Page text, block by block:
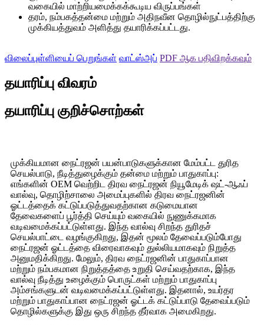
வகையில் மாற்றியமைக்கக்கூடிய விருப்பங்கள்
தரம், நம்பகத்தன்மை மற்றும் அதிநவீன தொழில்நுட்பத்திற்கு
முக்கியத்துவம் அளித்து தயாரிக்கப்பட்டது.
விலைப்புள்ளியைப் பெறுங்கள் வாட்ஸ்அப் PDF ஆக பதிவிறக்கவும்
தயாரிப்பு விவரம்
தயாரிப்பு குறிச்சொற்கள்
முக்கியமான நைட்ரஜன் பயன்பாடுகளுக்கான மேம்பட்ட துரித
செயல்பாடு, நீடித்துழைக்கும் தன்மை மற்றும் பாதுகாப்பு:
எங்களின் OEM வெற்றிட திரவ நைட்ரஜன் நியூமேடிக் ஷட்-ஆஃப்
வால்வு, தொழிற்சாலை அமைப்புகளில் திரவ நைட்ரஜனின்
ஓட்டத்தைக் கட்டுப்படுத்துவதற்கான கடுமையான
தேவைகளைப் பூர்த்தி செய்யும் வகையில் நுணுக்கமாக
வடிவமைக்கப்பட்டுள்ளது. இந்த வால்வு சிறந்த துரிதச்
செயல்பாட்டை வழங்குகிறது, இதன் மூலம் தேவைப்படும்போது
நைட்ரஜன் ஓட்டத்தை விரைவாகவும் துல்லியமாகவும் நிறுத்த
அனுமதிக்கிறது. மேலும், திரவ நைட்ரஜனின் பாதுகாப்பான
மற்றும் நம்பகமான நிறுத்தத்தை உறுதி செய்வதற்காக, இந்த
வால்வு நீடித்து உழைக்கும் பொருட்கள் மற்றும் பாதுகாப்பு
அம்சங்களுடன் வடிவமைக்கப்பட்டுள்ளது. இதனால், உயர்தர
மற்றும் பாதுகாப்பான நைட்ரஜன் ஓட்டக் கட்டுப்பாடு தேவைப்படும்
தொழில்களுக்கு இது ஒரு சிறந்த தீர்வாக அமைகிறது.